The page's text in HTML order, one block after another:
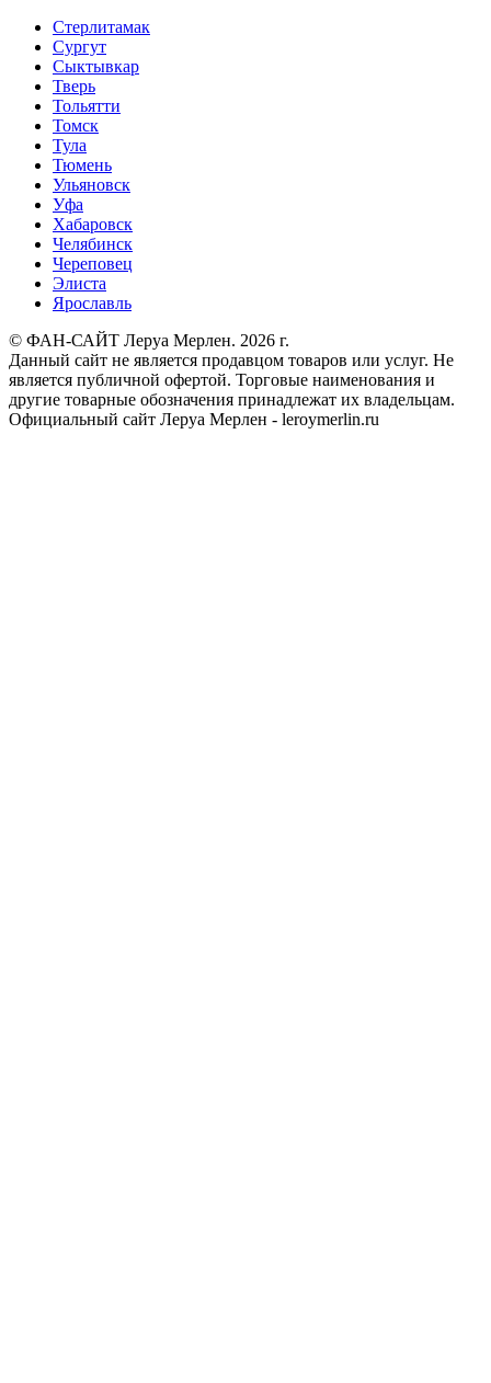
Стерлитамак
Сургут
Сыктывкар
Тверь
Тольятти
Томск
Тула
Тюмень
Ульяновск
Уфа
Хабаровск
Челябинск
Череповец
Элиста
Ярославль
© ФАН-САЙТ Леруа Мерлен. 2026 г.
Данный сайт не является продавцом товаров или услуг. Не
является публичной офертой. Торговые наименования и
другие товарные обозначения принадлежат их владельцам.
Официальный сайт Леруа Мерлен - leroymerlin.ru